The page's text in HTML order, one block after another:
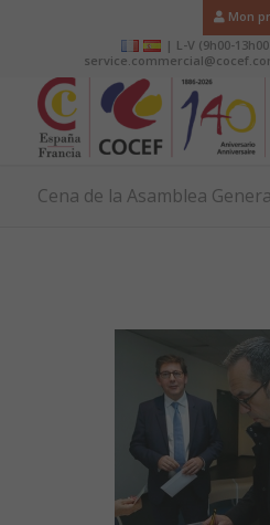
Mon
| L-V (9h00-
Cena de la Asamblea